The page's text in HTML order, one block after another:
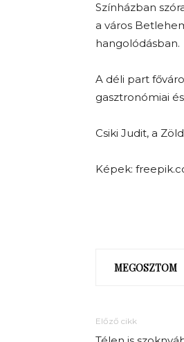
Színházban
a város
hangolódásban.
A déli part
gasztronómiai
Csiki Judit, a
Képek:
MEGOSZTOM
Előző cikk